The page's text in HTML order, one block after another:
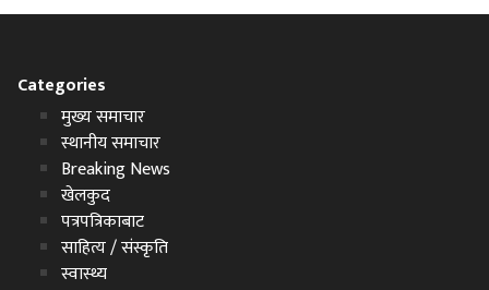
Categories
मुख्य समाचार
स्थानीय समाचार
Breaking News
खेलकुद
पत्रपत्रिकाबाट
साहित्य / संस्कृति
स्वास्थ्य